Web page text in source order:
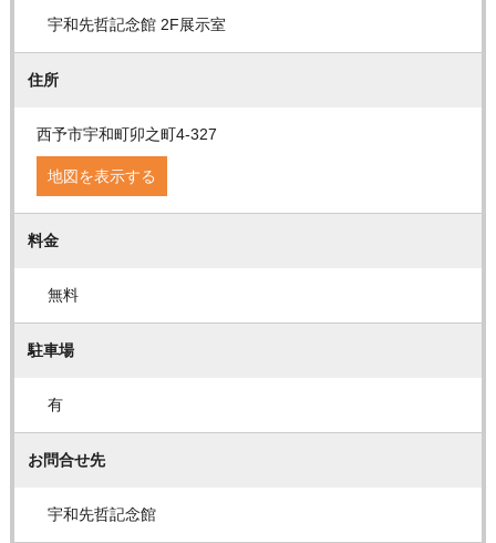
宇和先哲記念館 2F展示室
住所
西予市宇和町卯之町4-327
地図を表示する
料金
無料
駐車場
有
お問合せ先
宇和先哲記念館